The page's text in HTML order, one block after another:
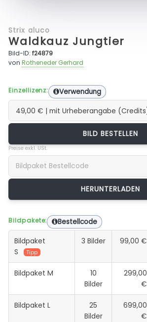
Strix aluco
Waldkauz Jungtier
Bild-ID:f24879
vonRotheneder Gerhard
Einzellizenz: Verwendung
BILD BESTELLEN
Preise exkl. USt.
Bildpakete: Bestellcode
Bildpaket
S
Tipp
3 Bilder 99,00 €
Bildpaket M
10
Bilder
299,00
€
Bildpaket L
25
Bilder
699,00
€